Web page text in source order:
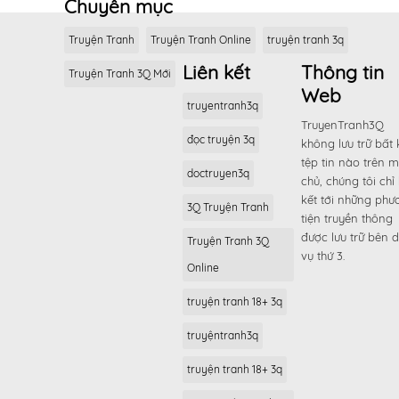
Chuyên mục
Truyện Tranh Truyện Tranh Online truyện tranh 3q
Truyện Tranh 3Q Mới Liên kết
truyentranh3q
đọc truyện 3q
doctruyen3q
3Q Truyện Tranh
Truyện Tranh 3Q
Online
truyện tranh 18+ 3q
truyệntranh3q
truyện tranh 18+ 3q
Thông tin
Web
TruyenTranh3Q
không lưu trữ bất
tệp tin nào trên
chủ, chúng tôi chỉ
kết tới những
tiện truyền thông
được lưu trữ bên
vụ thứ 3.